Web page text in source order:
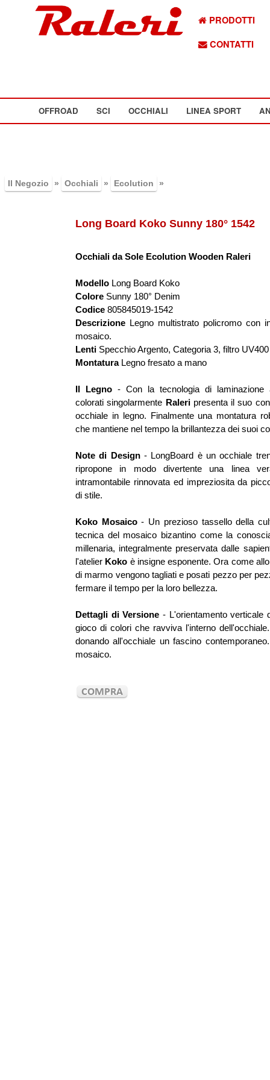
PRODOTTI
CONTATTI
OFFROAD SCI OCCHIALI LINEA SPORT
Il Negozio » Occhiali » Ecolution »
Long Board Koko Sunny 180° 1542
Occhiali da Sole Ecolution Wooden Raleri
Modello Long Board Koko
Colore Sunny 180° Denim
Codice 805845019-1542
Descrizione Legno multistrato policromo con
mosaico.
Lenti Specchio Argento, Categoria 3, filtro UV400
MontaturaLegno fresato a mano
Il Legno - Con la tecnologia di laminazione
colorati singolarmente Raleripresenta il suo
occhiale in legno. Finalmente una montatura
che mantiene nel tempo la brillantezza dei suoi
Note di Design- LongBoard è un occhiale
ripropone in modo divertente una linea
intramontabile rinnovata ed impreziosita da
di stile.
Koko Mosaico- Un prezioso tassello della
tecnica del mosaico bizantino come la
millenaria, integralmente preservata dalle
l'atelier Koko è insigne esponente. Ora come
di marmo vengono tagliati e posati pezzo per
fermare il tempo per la loro bellezza.
Dettagli di Versione - L'orientamento verticale
gioco di colori che ravviva l'interno
donando all'occhiale un fascino
mosaico.